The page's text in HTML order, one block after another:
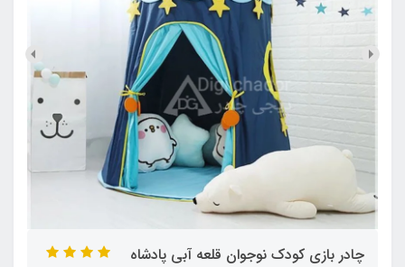
چادر بازی کودک نوجوان قلعه آبی پادشاه